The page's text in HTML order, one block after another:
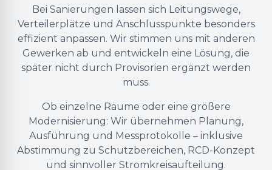
Bei Sanierungen lassen sich Leitungswege,
Verteilerplätze und Anschlusspunkte besonders
effizient anpassen. Wir stimmen uns mit anderen
Gewerken ab und entwickeln eine Lösung, die
später nicht durch Provisorien ergänzt werden
muss.
Ob einzelne Räume oder eine größere
Modernisierung: Wir übernehmen Planung,
Ausführung und Messprotokolle – inklusive
Abstimmung zu Schutzbereichen, RCD-Konzept
und sinnvoller Stromkreisaufteilung.